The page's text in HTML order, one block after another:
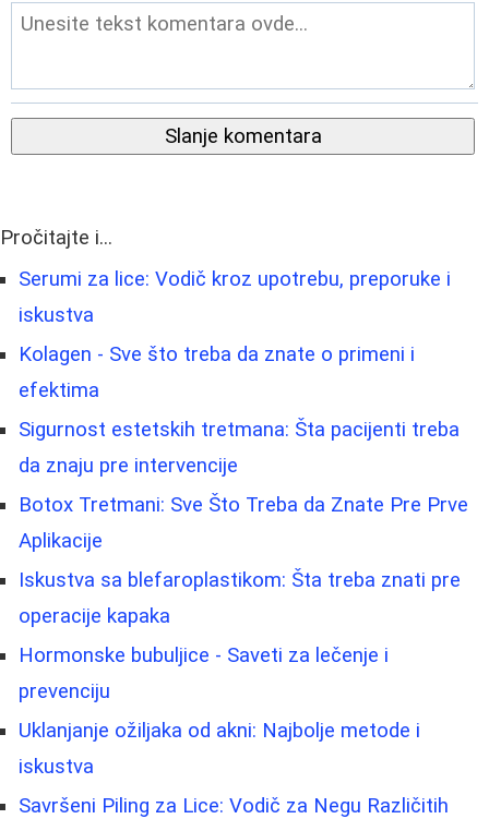
Slanje komentara
Pročitajte i...
Serumi za lice: Vodič kroz upotrebu, preporuke i
iskustva
Kolagen - Sve što treba da znate o primeni i
efektima
Sigurnost estetskih tretmana: Šta pacijenti treba
da znaju pre intervencije
Botox Tretmani: Sve Što Treba da Znate Pre Prve
Aplikacije
Iskustva sa blefaroplastikom: Šta treba znati pre
operacije kapaka
Hormonske bubuljice - Saveti za lečenje i
prevenciju
Uklanjanje ožiljaka od akni: Najbolje metode i
iskustva
Savršeni Piling za Lice: Vodič za Negu Različitih